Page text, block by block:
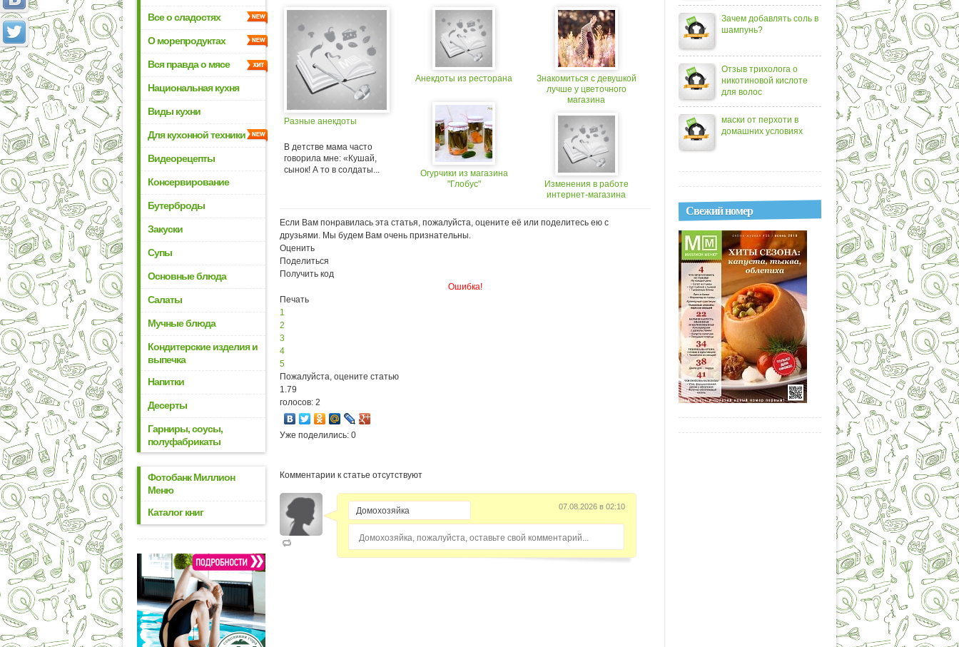
Все о сладостях
О морепродуктах
Вся правда о мясе
Национальная кухня
Виды кухни
Для кухонной техники
Видеорецепты
Консервирование
Бутерброды
Закуски
Супы
Основные блюда
Салаты
Мучные блюда
Кондитерские изделия и
выпечка
Напитки
Десерты
Гарниры, соусы,
полуфабрикаты
Фотобанк Миллион
Меню
Каталог книг
Разные анекдоты
В детстве мама часто
говорила мне: «Кушай,
сынок! А то в солдаты...
Анекдоты из ресторана
Огурчики из магазина
"Глобус"
Знакомиться с девушкой
лучше у цветочного
магазина
Изменения в работе
интернет-магазина
Если Вам понравилась эта статья, пожалуйста, оцените её или поделитесь ею с
друзьями. Мы будем Вам очень признательны.
Оценить
Поделиться
Получить код
Ошибка!
Печать
1
2
3
4
5
Пожалуйста, оцените статью
1.79
голосов: 2
Уже поделились: 0
Комментарии к статье отсутствуют
07.08.2026 в 02:10
Домохозяйка, пожалуйста, оставьте свой комментарий...
Зачем добавлять соль в
шампунь?
Отзыв трихолога о
никотиновой кислоте
для волос
маски от перхоти в
домашних условиях
Свежий номер